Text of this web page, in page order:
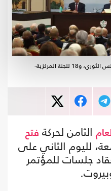
يناقش المؤتمر انتخاب 80 عضوا للمجلس الثوري، و18 للجنة المركزية-
الثامن لحركة فتح
لليوم الثاني على
جلسات للمؤتمر